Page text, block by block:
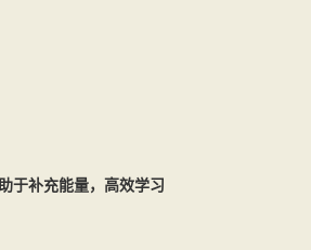
于补充能量，高效学习